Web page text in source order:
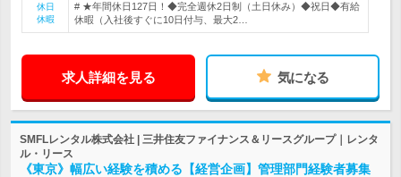
休日
休暇
# ★年間休日127日！◆完全週休2日制（土日休み）◆祝日◆有給
休暇（入社後すぐに10日付与、最大2…
求人詳細を見る 気になる
SMFLレンタル株式会社 | 三井住友ファイナンス＆リースグループ｜レンタ
ル・リース
《東京》幅広い経験を積める【経営企画】管理部門経験者募集